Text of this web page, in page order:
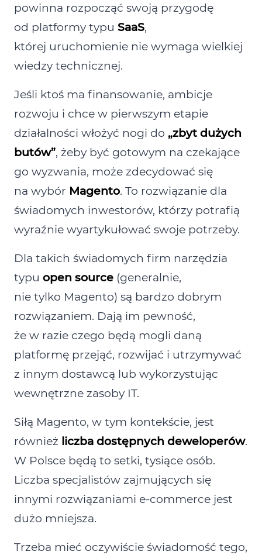
powinna rozpocząć swoją przygodę
od platformy typu SaaS,
której uruchomienie nie wymaga wielkiej
wiedzy technicznej.
Jeśli ktoś ma finansowanie, ambicje
rozwoju i chce w pierwszym etapie
działalności włożyć nogi do „zbyt dużych
butów”, żeby być gotowym na czekające
go wyzwania, może zdecydować się
na wybór Magento. To rozwiązanie dla
świadomych inwestorów, którzy potrafią
wyraźnie wyartykułować swoje potrzeby.
Dla takich świadomych firm narzędzia
typu open source (generalnie,
nie tylko Magento) są bardzo dobrym
rozwiązaniem. Dają im pewność,
że w razie czego będą mogli daną
platformę przejąć, rozwijać i utrzymywać
z innym dostawcą lub wykorzystując
wewnętrzne zasoby IT.
Siłą Magento, w tym kontekście, jest
również liczba dostępnych deweloperów.
W Polsce będą to setki, tysiące osób.
Liczba specjalistów zajmujących się
innymi rozwiązaniami e‑commerce jest
dużo mniejsza.
Trzeba mieć oczywiście świadomość tego,